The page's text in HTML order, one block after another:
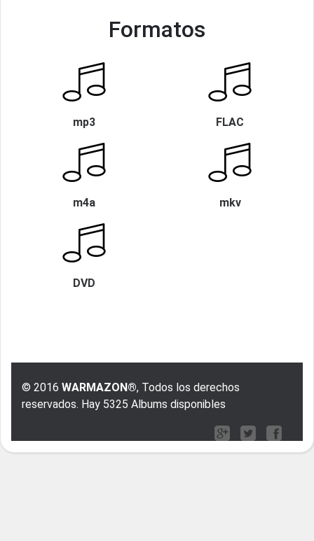
Formatos
mp3 FLAC
m4a mkv
DVD
© 2016 WARMAZON®, Todos los derechos
reservados. Hay 5325 Albums disponibles